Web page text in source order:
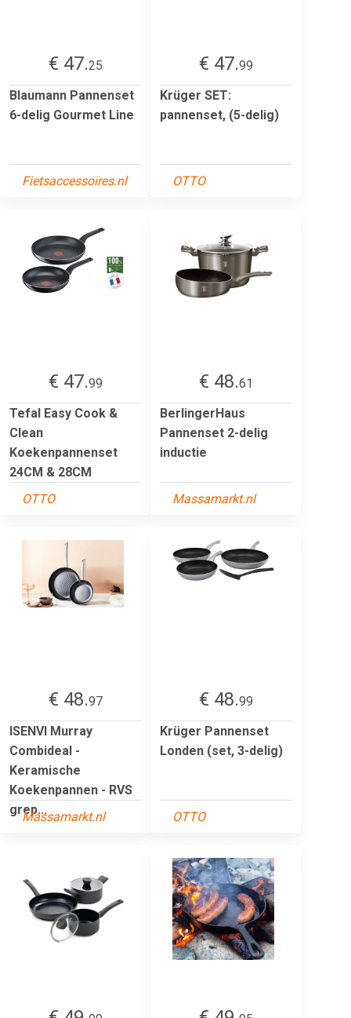
€ 47.25
Blaumann Pannenset
6-delig Gourmet Line
Fietsaccessoires.nl
€ 47.99
Krüger SET:
pannenset, (5-delig)
OTTO
€ 47.99
Tefal Easy Cook &
Clean
Koekenpannenset
24CM & 28CM
OTTO
€ 48.61
BerlingerHaus
Pannenset 2-delig
inductie
Massamarkt.nl
€ 48.97
ISENVI Murray
Combideal -
Keramische
Koekenpannen - RVS
grep...
Massamarkt.nl
€ 48.99
Krüger Pannenset
Londen (set, 3-delig)
OTTO